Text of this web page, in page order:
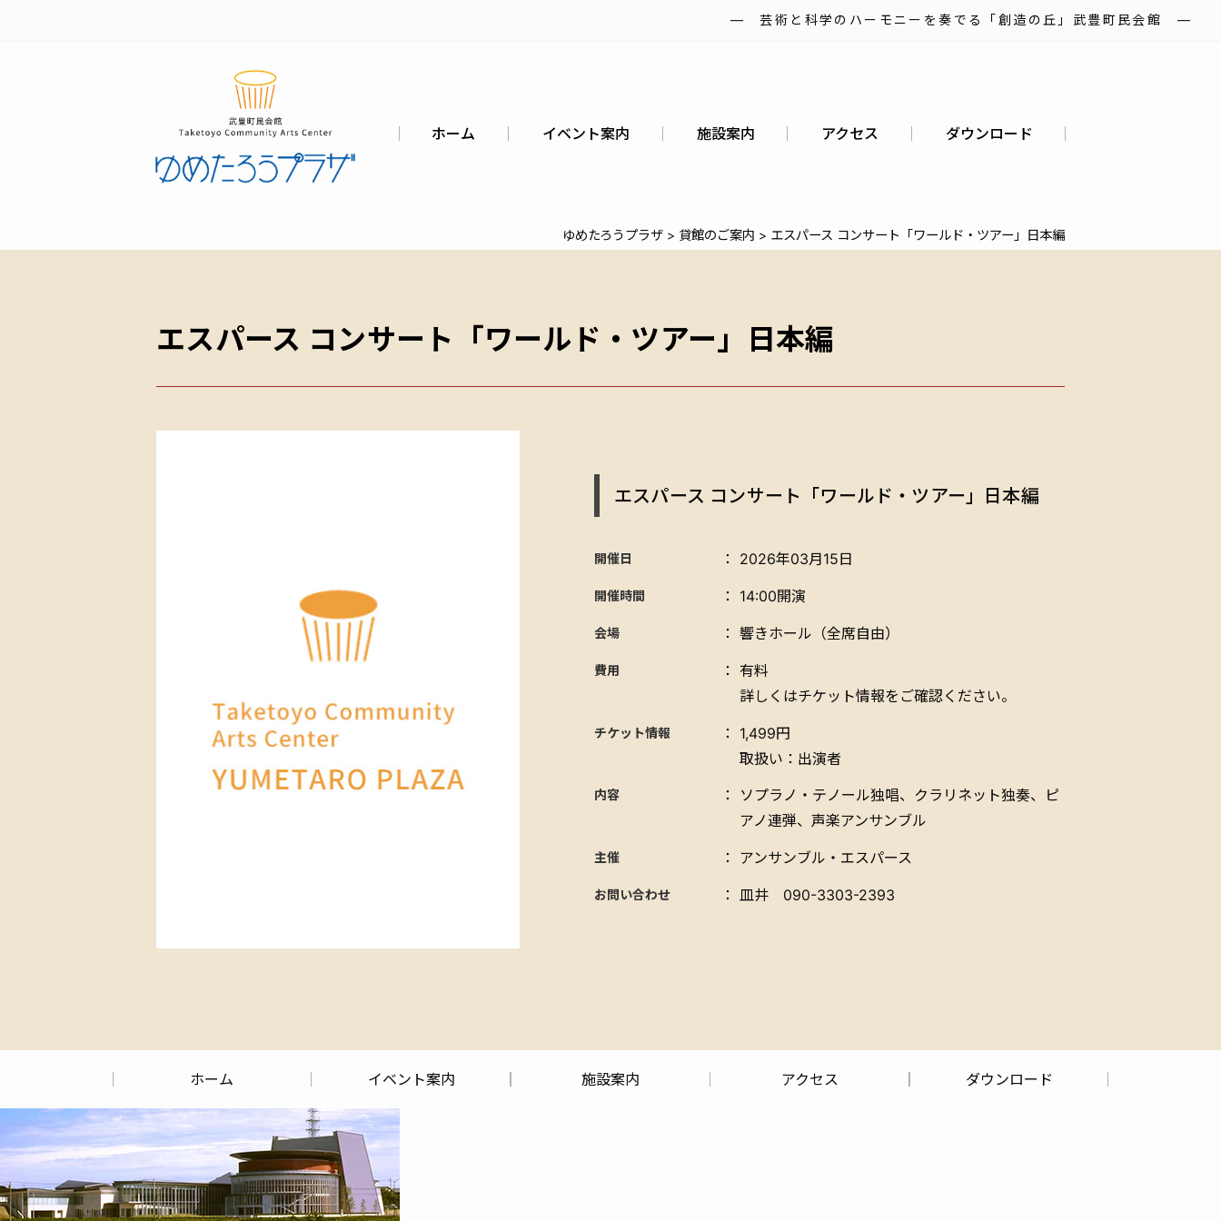
― 芸術と科学のハーモニーを奏でる「創造の丘」武豊町民会館 ―
ホーム イベント案内 施設案内 アクセス ダウンロード
ゆめたろうプラザ > 貸館のご案内 > エスパース コンサート「ワールド・ツアー」日本編
エスパース コンサート「ワールド・ツアー」日本編
エスパース コンサート「ワールド・ツアー」日本編
開催日 ： 2026年03月15日
開催時間 ： 14:00開演
会場 ： 響きホール（全席自由）
費用 ： 有料
詳しくはチケット情報をご確認ください。
チケット情報 ： 1,499円
取扱い：出演者
内容 ：
ソプラノ・テノール独唱、クラリネット独奏、ピ
アノ連弾、声楽アンサンブル
主催 ： アンサンブル・エスパース
お問い合わせ ： 皿井 090-3303-2393
ホーム イベント案内 施設案内 アクセス ダウンロード